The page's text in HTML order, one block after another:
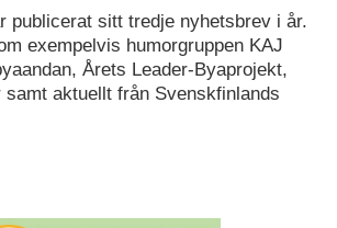
publicerat sitt tredje nyhetsbrev i år.
exempelvis humorgruppen KAJ
Årets Leader-Byaprojekt,
samt aktuellt från Svenskfinlands